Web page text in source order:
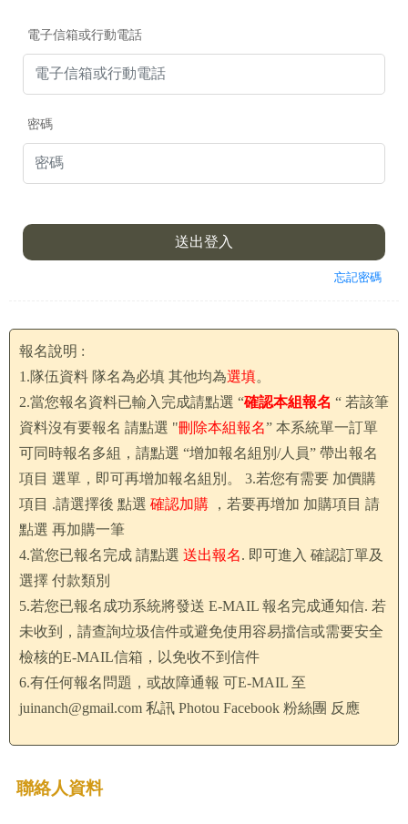
電子信箱或行動電話
密碼
送出登入
忘記密碼
報名說明 :
1.隊伍資料 隊名為必填 其他均為選填。
2.當您報名資料已輸入完成請點選 “確認本組報名 “ 若該筆
資料沒有要報名 請點選 "刪除本組報名” 本系統單一訂單
可同時報名多組，請點選 “增加報名組別/人員” 帶出報名
項目 選單，即可再增加報名組別。 3.若您有需要 加價購
項目 .請選擇後 點選 確認加購 ，若要再增加 加購項目 請
點選 再加購一筆
4.當您已報名完成 請點選 送出報名. 即可進入 確認訂單及
選擇 付款類別
5.若您已報名成功系統將發送 E-MAIL 報名完成通知信. 若
未收到，請查詢垃圾信件或避免使用容易擋信或需要安全
檢核的E-MAIL信箱，以免收不到信件
6.有任何報名問題，或故障通報 可E-MAIL 至
juinanch@gmail.com 私訊 Photou Facebook 粉絲團 反應
聯絡人資料